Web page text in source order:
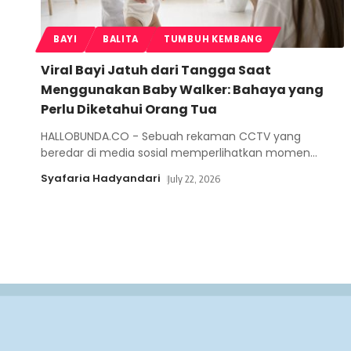
BAYI BALITA TUMBUH KEMBANG
Viral Bayi Jatuh dari Tangga Saat
Menggunakan Baby Walker: Bahaya yang
Perlu Diketahui Orang Tua
HALLOBUNDA.CO - Sebuah rekaman CCTV yang
beredar di media sosial memperlihatkan momen…
Syafaria Hadyandari July 22, 2026